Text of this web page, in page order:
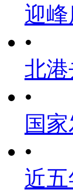
迎
•
北
•
国
•
近